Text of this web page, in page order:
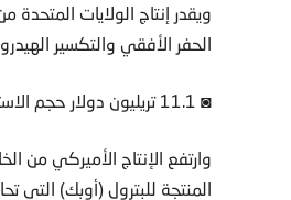
الحفر الأفقي والتكسير
◙ 11.1 تريليون دولار حجم الاستثمارات التي يحتاجها قطاع التنقيب والاستخراج بحلول 2045
المنتجة للبترول (أوبك) التي